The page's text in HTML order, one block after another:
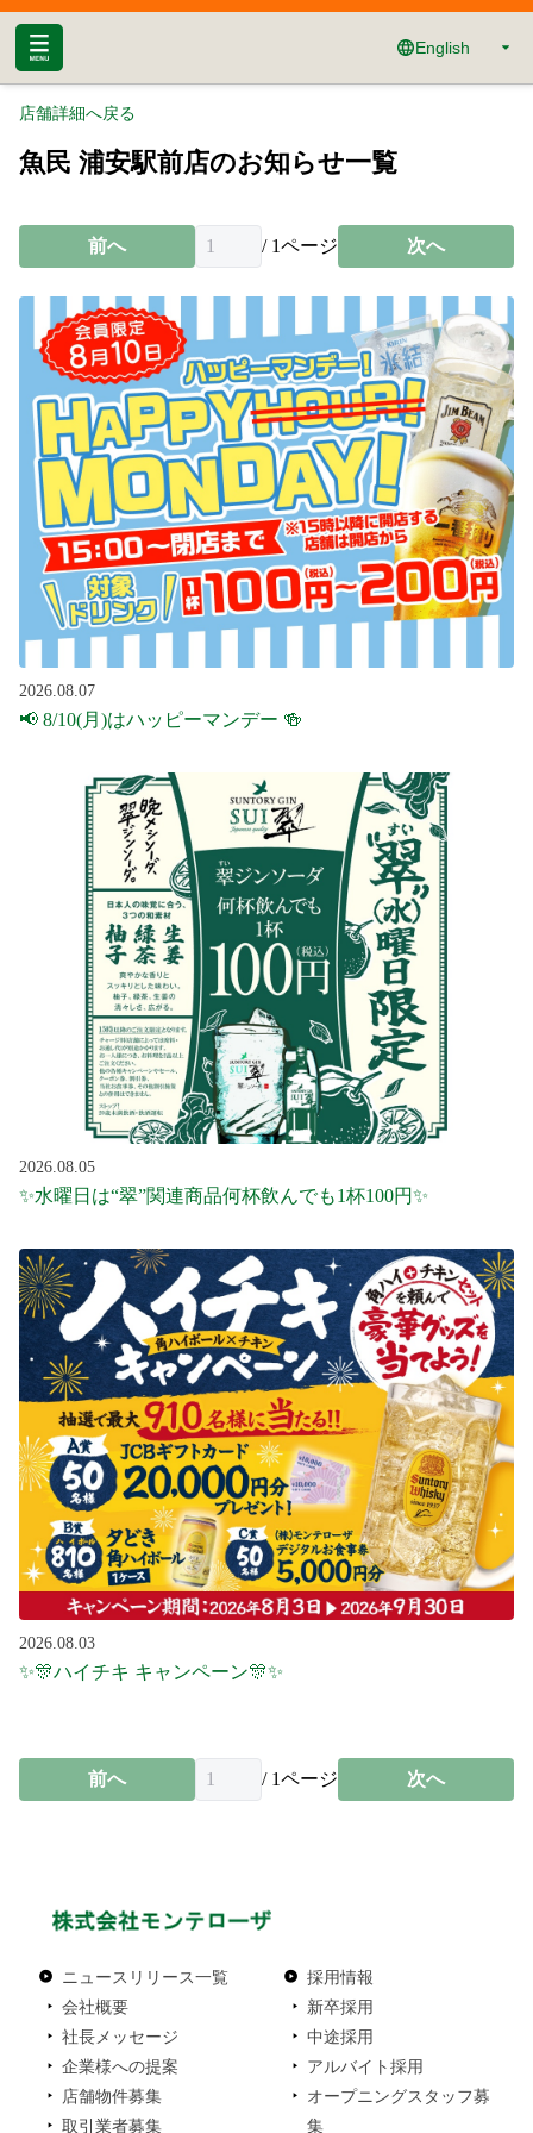
English
店舗詳細へ戻る
魚民 浦安駅前店のお知らせ一覧
前へ / 1ページ 次へ
2026.08.07
📢 8/10(月)はハッピーマンデー 🍻
2026.08.05
✨水曜日は“翠”関連商品何杯飲んでも1杯100円✨
2026.08.03
✨🎊ハイチキ キャンペーン🎊✨
前へ / 1ページ 次へ
ニュースリリース一覧
会社概要
社長メッセージ
企業様への提案
店舗物件募集
取引業者募集
採用情報
新卒採用
中途採用
アルバイト採用
オープニングスタッフ募
集